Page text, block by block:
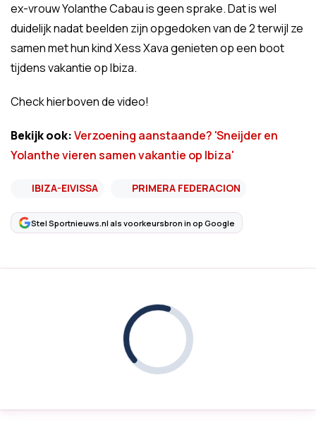
ex-vrouw Yolanthe Cabau is geen sprake. Dat is wel
duidelijk nadat beelden zijn opgedoken van de 2 terwijl ze
samen met hun kind Xess Xava genieten op een boot
tijdens vakantie op Ibiza.
Check hierboven de video!
Bekijk ook:Verzoening aanstaande? 'Sneijder en
Yolanthe vieren samen vakantie op Ibiza'
IBIZA-EIVISSA PRIMERA FEDERACION
Stel Sportnieuws.nl als voorkeursbron in op Google